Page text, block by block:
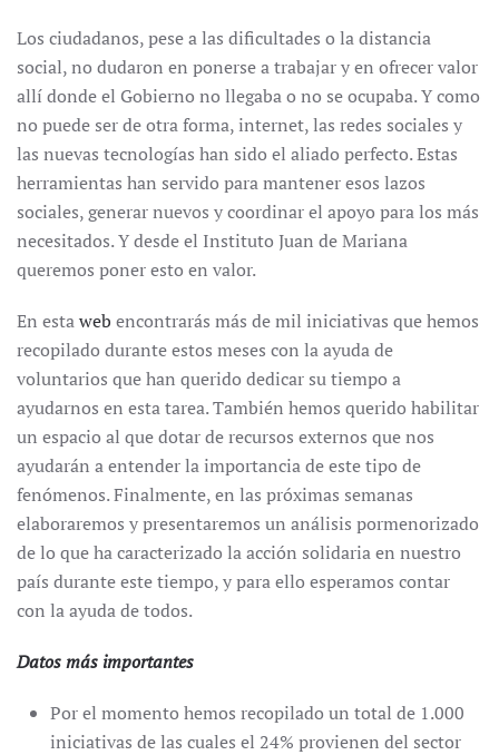
Los ciudadanos, pese a las dificultades o la distancia
social, no dudaron en ponerse a trabajar y en ofrecer valor
allí donde el Gobierno no llegaba o no se ocupaba. Y como
no puede ser de otra forma, internet, las redes sociales y
las nuevas tecnologías han sido el aliado perfecto. Estas
herramientas han servido para mantener esos lazos
sociales, generar nuevos y coordinar el apoyo para los más
necesitados. Y desde el Instituto Juan de Mariana
queremos poner esto en valor.
En estaweb encontrarás más de mil iniciativas que hemos
recopilado durante estos meses con la ayuda de
voluntarios que han querido dedicar su tiempo a
ayudarnos en esta tarea. También hemos querido habilitar
un espacio al que dotar de recursos externos que nos
ayudarán a entender la importancia de este tipo de
fenómenos. Finalmente, en las próximas semanas
elaboraremos y presentaremos un análisis pormenorizado
de lo que ha caracterizado la acción solidaria en nuestro
país durante este tiempo, y para ello esperamos contar
con la ayuda de todos.
Datos más importantes
Por el momento hemos recopilado un total de 1.000
iniciativas de las cuales el 24% provienen del sector